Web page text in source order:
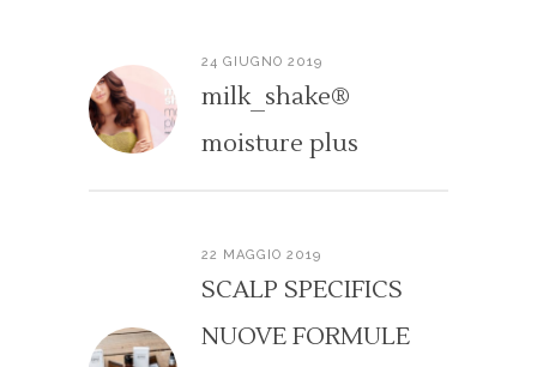
24 GIUGNO 2019
milk_shake®
moisture plus
22 MAGGIO 2019
SCALP SPECIFICS
NUOVE FORMULE